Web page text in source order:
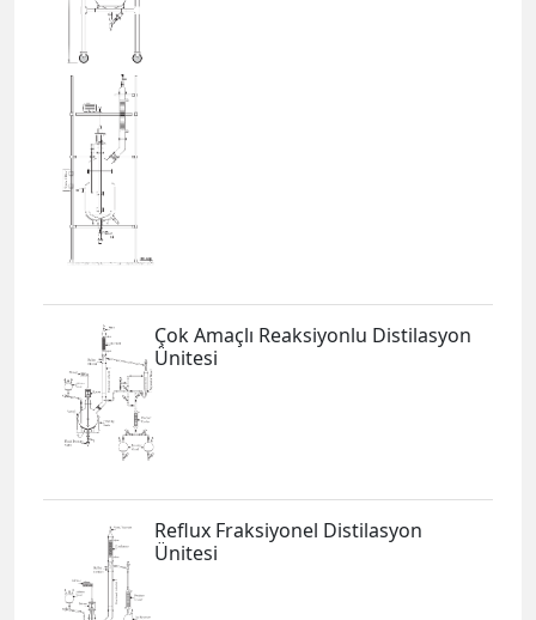
Çok Amaçlı Reaksiyonlu Distilasyon
Ünitesi
Reflux Fraksiyonel Distilasyon
Ünitesi